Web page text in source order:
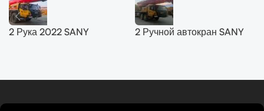
2 Рука 2022 SANY
2 Ручной автокран SANY